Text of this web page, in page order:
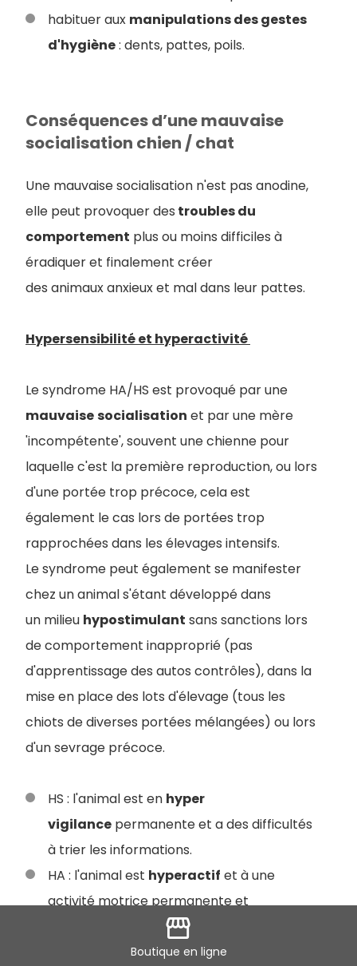
habituer aux manipulations des gestes
d'hygiène: dents, pattes, poils.
Conséquences d’une mauvaise
socialisation chien / chat
Une mauvaise socialisation n'est pas anodine,
elle peut provoquer des troubles du
comportement plus ou moins difficiles à
éradiquer et finalement créer
des animaux anxieux et mal dans leur pattes.
Hypersensibilité et hyperactivité
Le syndrome HA/HS est provoqué par une
mauvaisesocialisation et par une mère
'incompétente', souvent une chienne pour
laquelle c'est la première reproduction, ou lors
d'une portée trop précoce, cela est
également le cas lors de portées trop
rapprochées dans les élevages intensifs.
Le syndrome peut également se manifester
chez un animal s'étant développé dans
un milieu hypostimulant sans sanctions lors
de comportement inapproprié (pas
d'apprentissage des autos contrôles), dans la
mise en place des lots d'élevage (tous les
chiots de diverses portées mélangées) ou lors
d'un sevrage précoce.
HS : l'animal est en hyper
vigilance permanente et a des difficultés
à trier les informations.
HA : l'animal est hyperactif et à une
activité motrice permanente et
storefront
Boutique en ligne